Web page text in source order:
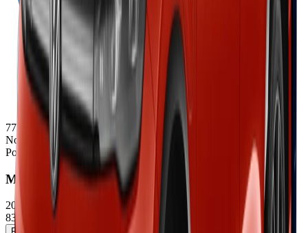
77
Note
Porsche
Macan
2025/2026
83100 - 119700 €